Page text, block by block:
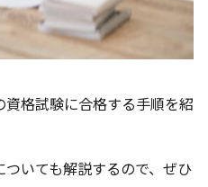
資格試験に合格する手順を紹
いても解説するので、ぜひ